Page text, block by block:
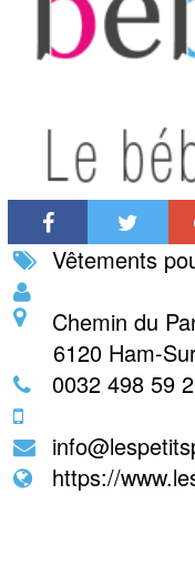
Vêtements
Chemin du
6120 Ham-
0032 498 59
https://